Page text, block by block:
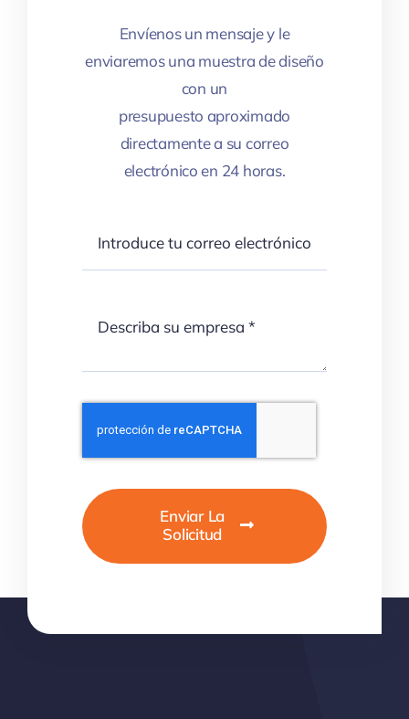
Envíenos un mensaje y le
enviaremos una muestra de diseño
con un
presupuesto aproximado
directamente a su correo
electrónico en 24 horas.
Enviar La
Solicitud